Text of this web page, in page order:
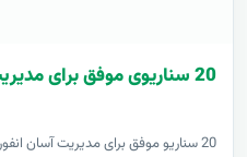
20 سناریوی موفق برای مدیریت آسان انفورماتیک
20 سناریو موفق برای مدیریت آسان